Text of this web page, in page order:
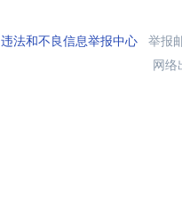
违法和不良信息举报中心举报
网